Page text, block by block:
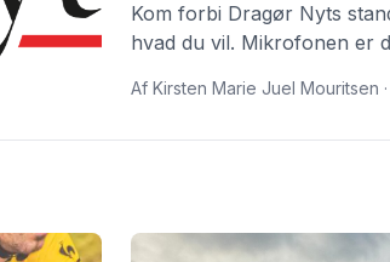
Kom forbi Dragør Nyts
hvad du vil. Mikrofonen er
Af Kirsten Marie Juel Mouritsen